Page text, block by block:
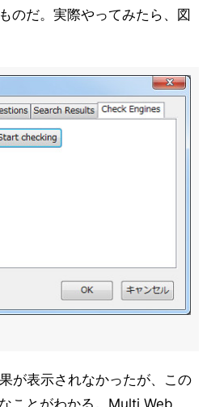
のだ。実際やってみたら、図
が表示されなかったが、この
ことがわかる。Multi Web